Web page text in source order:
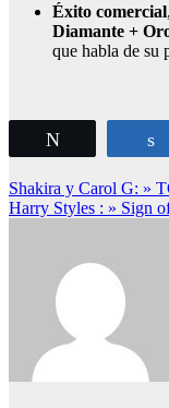
Éxito comercial
Diamante +
que habla de su
Navegación
de
Shakira y Carol G: »
Harry Styles : » Sign